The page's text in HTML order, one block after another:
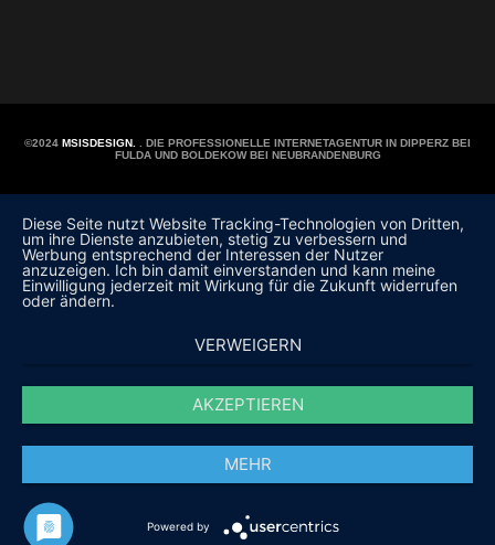
©2024 MSISDESIGN.
. DIE PROFESSIONELLE INTERNETAGENTUR IN DIPPERZ BEI
FULDA UND BOLDEKOW BEI NEUBRANDENBURG
Diese Seite nutzt Website Tracking-Technologien von Dritten,
um ihre Dienste anzubieten, stetig zu verbessern und
Werbung entsprechend der Interessen der Nutzer
anzuzeigen. Ich bin damit einverstanden und kann meine
Einwilligung jederzeit mit Wirkung für die Zukunft widerrufen
oder ändern.
VERWEIGERN
AKZEPTIEREN
MEHR
Powered by